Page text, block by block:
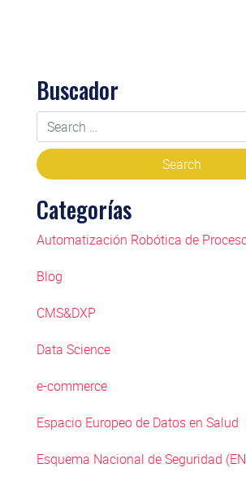
Buscador
Categorías
Automatización Robótica de
Blog
CMS&DXP
Data Science
e-commerce
Espacio Europeo de Datos en Salud
Esquema Nacional de Seguridad